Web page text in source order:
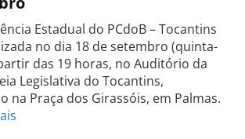
Estadual do PCdoB – Tocantins
no dia 18 de setembro (quinta-
das 19 horas, no Auditório da
Legislativa do Tocantins,
na Praça dos Girassóis, em Palmas.